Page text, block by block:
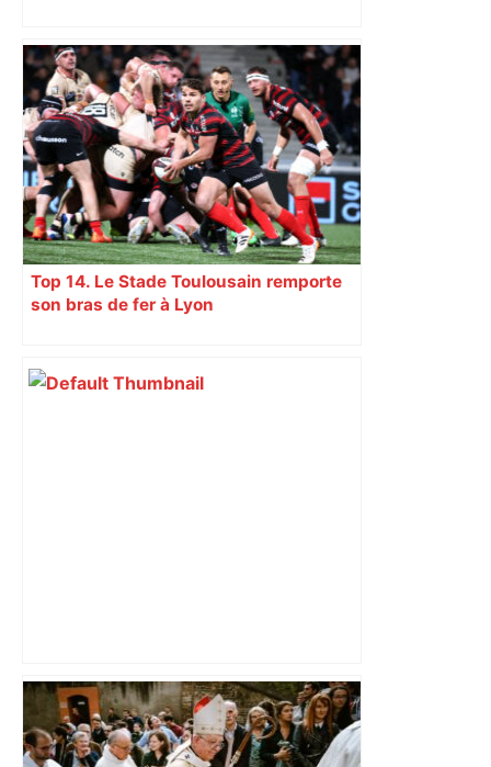
Top 14. Le Stade Toulousain remporte
son bras de fer à Lyon
"Tout le monde nous dégueule dessus"
: Toulouse réagit sur le terrain après les
sanctions de l'affaire Jaminet – Actu.fr